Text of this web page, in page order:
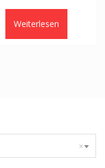
Weiterlesen
×